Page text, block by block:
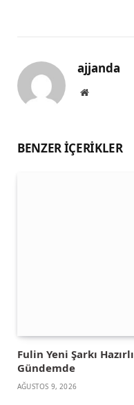
ajjanda
Website
BENZER İÇERIKLER
Fulin Yeni Şarkı
Gündemde
AĞUSTOS 9, 2026